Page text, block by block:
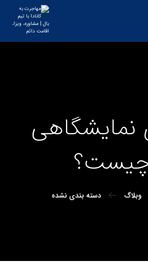
نمایشگاهی
وبلاگ دسته بندی نشده